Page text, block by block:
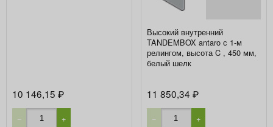
10 146,15₽
− +
Высокий внутренний
TANDEMBOX antaro с 1-м
релингом, высота C , 450 мм,
белый шелк
11 850,34 ₽
− +